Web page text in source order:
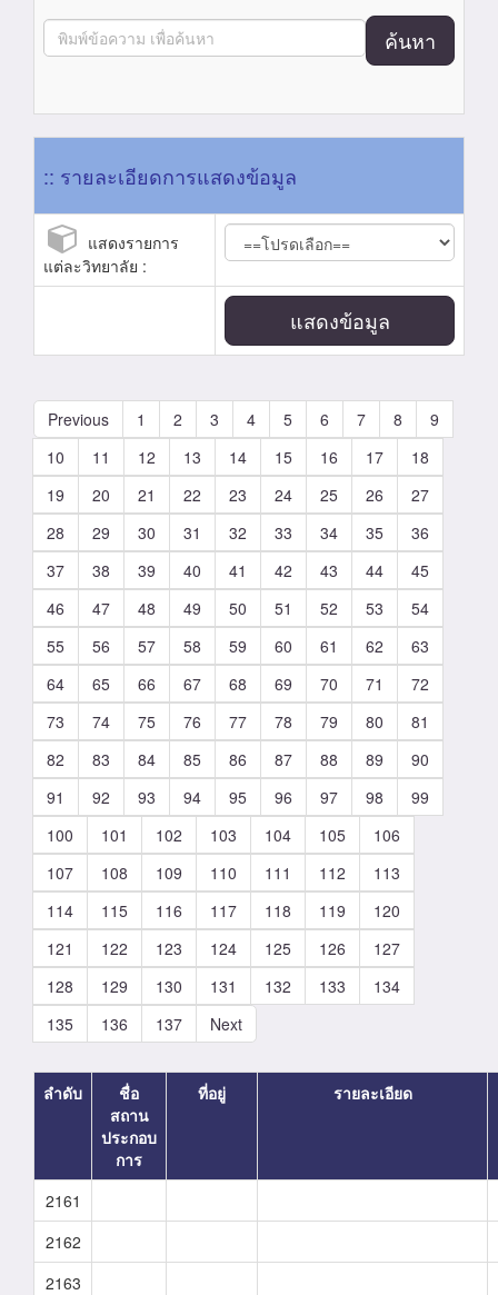
ค้นหา
:: รายละเอียดการแสดงข้อมูล
แสดงรายการ
แต่ละวิทยาลัย :
แสดงข้อมูล
Previous 1 2 3 4 5 6 7 8
9
10
11 12 13 14 15 16 17
18
19
20 21 22 23 24 25 26
27
28
29 30 31 32 33 34 35
36
37
38 39 40 41 42 43 44
45
46
47 48 49 50 51 52 53
54
55
56 57 58 59 60 61 62
63
64
65 66 67 68 69 70 71
72
73
74 75 76 77 78 79 80
81
82
83 84 85 86 87 88 89
90
91
92 93 94 95 96 97 98
99
100
101 102 103 104 105
106
107
108 109 110 111 112
113
114
115 116 117 118 119
120
121
122 123 124 125 126
127
128
129 130 131 132 133
134
135
136 137 Next
ลำดับ
ชื่อ
สถาน
ประกอบ
การ
ที่อยู่ รายละเอียด
2161
2162
2163